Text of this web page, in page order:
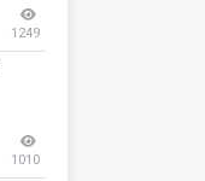
1249
1010